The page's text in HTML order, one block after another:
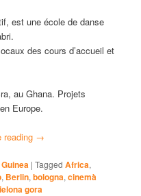
est une école de danse
des cours d’accueil et
au Ghana. Projets
Europe.
reading →
Guinea |Tagged Africa,
, Berlin,bologna,cinemà
gora